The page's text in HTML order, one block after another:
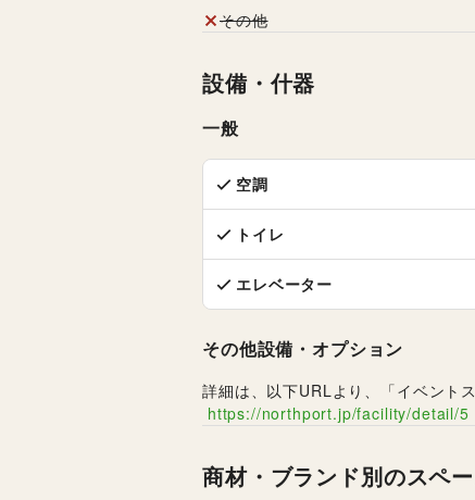
その他
設備・什器
一般
空調
トイレ
エレベーター
その他設備・オプション
詳細は、以下URLより、「イベント
https://northport.jp/facility/detail/5
商材・ブランド別のスペ